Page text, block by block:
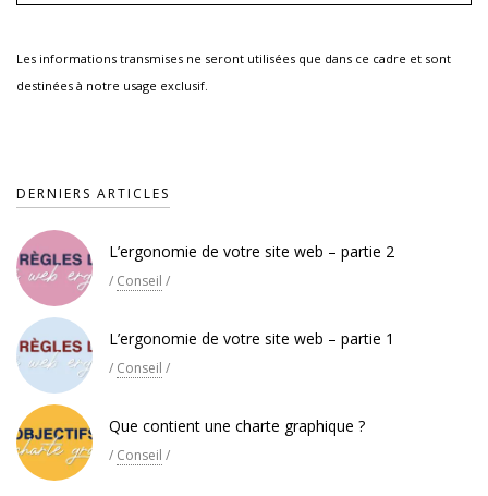
Les informations transmises ne seront utilisées que dans ce cadre et sont
destinées à notre usage exclusif.
DERNIERS ARTICLES
L’ergonomie de votre site web – partie 2
/ Conseil /
L’ergonomie de votre site web – partie 1
/ Conseil /
Que contient une charte graphique ?
/ Conseil /